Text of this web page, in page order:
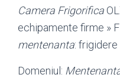
Camera Frigorifica
echipamente firme »
mentenanta:
Domeniul: